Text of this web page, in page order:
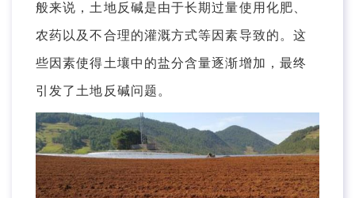
般来说，土地反碱是由于长期过量使用化肥、
农药以及不合理的灌溉方式等因素导致的。这
些因素使得土壤中的盐分含量逐渐增加，最终
引发了土地反碱问题。